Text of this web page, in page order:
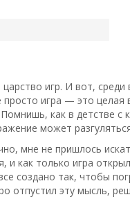
игр. И вот, среди
просто игра — это целая
как в детстве с
может
мне не пришлось
как только игра
создано так, чтобы
отпустил эту мысль,